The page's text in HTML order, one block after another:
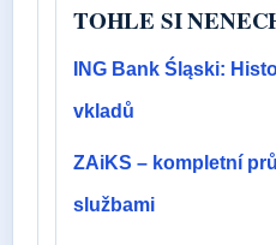
TOHLE SI
ING Bank Śląski:
vkladů
ZAiKS – kompletní
službami